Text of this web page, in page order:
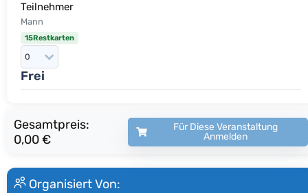
Teilnehmer
Mann
15Restkarten
Frei
Gesamtpreis:
0,00 €
Für Diese Veranstaltung
Anmelden
Organisiert Von: